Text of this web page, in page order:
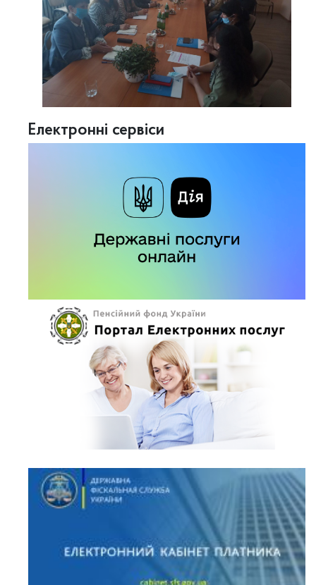
Електронні сервіси